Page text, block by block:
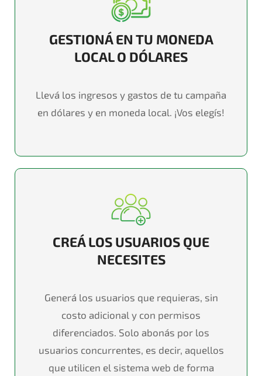
GESTIONÁ EN TU MONEDA
LOCAL O DÓLARES
Llevá los ingresos y gastos de tu campaña
en dólares y en moneda local. ¡Vos elegís!
CREÁ LOS USUARIOS QUE
NECESITES
Generá los usuarios que requieras, sin
costo adicional y con permisos
diferenciados. Solo abonás por los
usuarios concurrentes , es decir, aquellos
que utilicen el sistema web de forma